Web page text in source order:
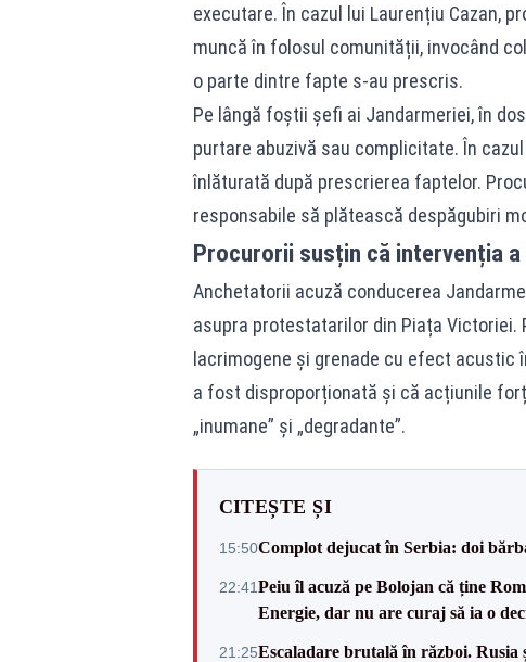
executare. În cazul lui Laurențiu Cazan,
muncă în folosul comunității, invocând
o parte dintre fapte s-au prescris.
Pe lângă foștii șefi ai Jandarmeriei, în
purtare abuzivă sau complicitate. În
înlăturată după prescrierea faptelor.
responsabile să plătească despăgubiri
Procurorii susțin că intervenția
Anchetatorii acuză conducerea
asupra protestatarilor din Piața
lacrimogene și grenade cu efect
a fost disproporționată și că acțiunile
„inumane” și „degradante”.
CITEȘTE ȘI
15:50Complot dejucat în Serbia: doi
22:41Peiu îl acuză pe Bolojan că ține
Energie, dar nu are curaj să ia o
21:25Escaladare brutală în război. Rusia